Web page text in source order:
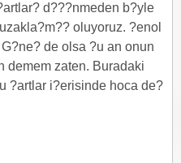
d???nmeden b?yle
oluyoruz. ?enol
de olsa ?u an onun
demem zaten. Buradaki
?artlar i?erisinde hoca de?